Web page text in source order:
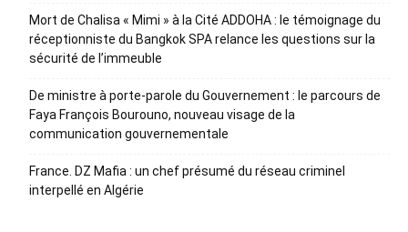
Mort de Chalisa « Mimi » à la Cité ADDOHA : le témoignage du
réceptionniste du Bangkok SPA relance les questions sur la
sécurité de l’immeuble
De ministre à porte-parole du Gouvernement : le parcours de
Faya François Bourouno, nouveau visage de la
communication gouvernementale
France. DZ Mafia : un chef présumé du réseau criminel
interpellé en Algérie